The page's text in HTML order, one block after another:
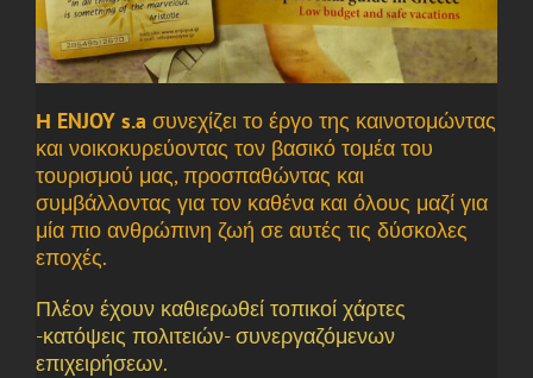
Η ENJOY s.a συνεχίζει το έργο της καινοτομώντας
και νοικοκυρεύοντας τον βασικό τομέα του
τουρισμού μας, προσπαθώντας και
συμβάλλοντας για τον καθένα και όλους μαζί για
μία πιο ανθρώπινη ζωή σε αυτές τις δύσκολες
εποχές.
Πλέον έχουν καθιερωθεί τοπικοί χάρτες
-κατόψεις πολιτειών- συνεργαζόμενων
επιχειρήσεων.